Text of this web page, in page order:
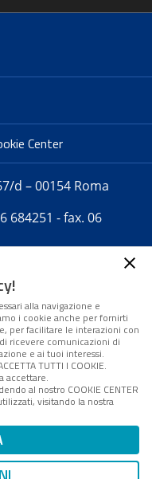
Center
d – 00154 Roma
684251 - fax. 06
telematica iscritta
Tribunale di Roma -
resp. Michela
a Direzione e
S.p.A. - FPA s.r.l.
di management
- R.E.A. Roma
AWS
alla navigazione e
i cookie anche per fornirti
per facilitare le interazioni con
ricevere comunicazioni di
e ai tuoi interessi.
TUTTI I COOKIE.
accettare.
al nostro COOKIE CENTER
visitando la nostra